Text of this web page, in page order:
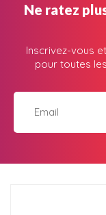
Ne ratez
Inscrivez-vous
pour toutes